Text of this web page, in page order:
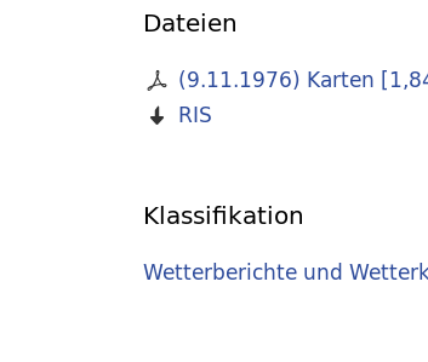
Dateien
(9.11.1976) Karten [
RIS
Klassifikation
Wetterberichte und